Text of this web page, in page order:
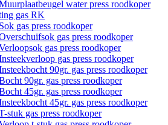
water press roodkoper
gas RK
Sok gas press roodkoper
gas press roodkoper
gas press roodkoper
gas press roodkoper
90gr. gas press roodkoper
90gr. gas press roodkoper
45gr. gas press roodkoper
45gr. gas press roodkoper
stuk gas press roodkoper